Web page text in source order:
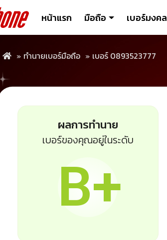
หน้าแรก มือถือ เบอร์มงคล
ทำนายเบอร์มือถือ เบอร์ 0893523777
ผลการทำนาย
เบอร์ของคุณอยู่ในระดับ
B+